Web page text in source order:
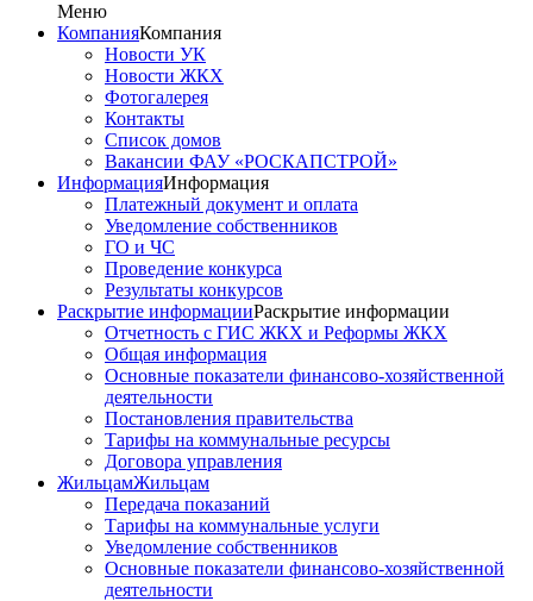
Меню
КомпанияКомпания
Новости УК
Новости ЖКХ
Фотогалерея
Контакты
Список домов
Вакансии ФАУ «РОСКАПСТРОЙ»
ИнформацияИнформация
Платежный документ и оплата
Уведомление собственников
ГО и ЧС
Проведение конкурса
Результаты конкурсов
Раскрытие информацииРаскрытие информации
Отчетность с ГИС ЖКХ и Реформы ЖКХ
Общая информация
Основные показатели финансово-хозяйственной
деятельности
Постановления правительства
Тарифы на коммунальные ресурсы
Договора управления
ЖильцамЖильцам
Передача показаний
Тарифы на коммунальные услуги
Уведомление собственников
Основные показатели финансово-хозяйственной
деятельности